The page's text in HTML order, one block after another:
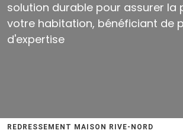
solution durable pour assurer la
votre habitation, bénéficiant de
d'expertise
REDRESSEMENT MAISON RIVE-NORD